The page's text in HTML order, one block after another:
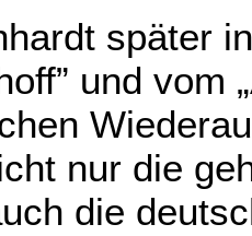
später
und vom
nur die
die